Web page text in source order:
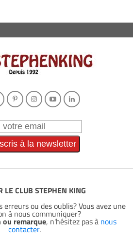
LE CLUB STEPHEN KING
erreurs ou des oublis? Vous avez une
à nous communiquer?
remarque, n'hésitez pas à nous
contacter.